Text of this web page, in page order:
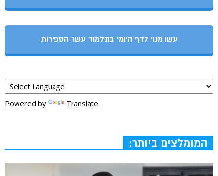
עשו מנוי לדף היומי בתלמוד עשר הספירות
Powered by Translate
המומלצים ביותר: